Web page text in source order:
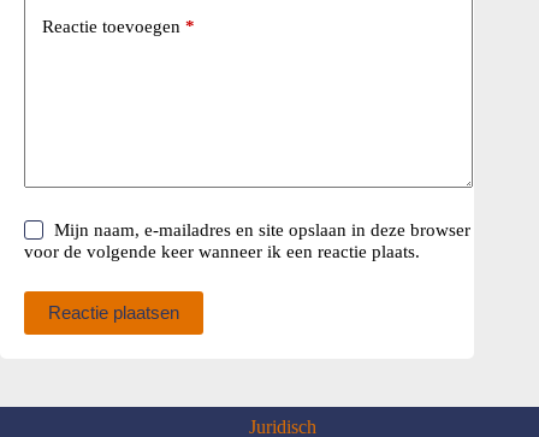
Reactie toevoegen *
Mijn naam, e-mailadres en site opslaan in deze browser
voor de volgende keer wanneer ik een reactie plaats.
Reactie plaatsen
Juridisch